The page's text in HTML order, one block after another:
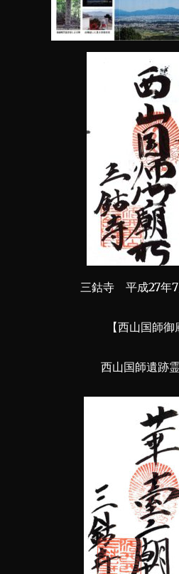
三鈷寺 平成27年7
【西山国師御
西山国師遺跡